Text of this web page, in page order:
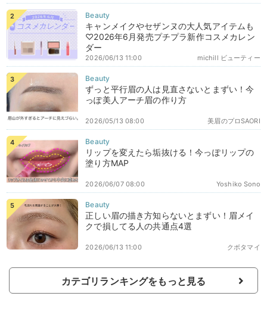
キャンメイクやセザンヌの大人気アイテムも
♡2026年6月発売プチプラ新作コスメカレン
ダー
michill ビューティー
2026/06/13 11:00
ずっと平行眉の人は見直さないとまずい！今
っぽ美人アーチ眉の作り方
美眉のプロSAORI
2026/05/13 08:00
リップを変えたら垢抜ける！今っぽリップの
塗り方MAP
Yoshiko Sono
2026/06/07 08:00
正しい眉の描き方知らないとまずい！眉メイ
クで損してる人の共通点4選
クボタマイ
2026/06/13 11:00
カテゴリランキングをもっと見る